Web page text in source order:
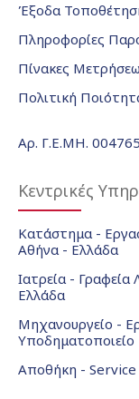
Έξοδα
Πληροφορίες
Πίνακες
Πολιτική
Αρ. Γ.Ε.ΜΗ.
Κεντρικές
Κατάστημα -
Αθήνα - Ελλάδα
Ιατρεία -
Ελλάδα
Μηχανουργείο -
Υποδηματοποιείο
Αποθήκη - Service